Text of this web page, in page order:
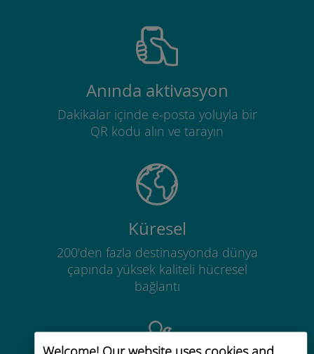
Anında aktivasyon
Dakikalar içinde e-posta yoluyla bir
QR kodu alın ve tarayın
Küresel
200'den fazla destinasyonda dünya
çapında yüksek kaliteli hücresel
bağlantı